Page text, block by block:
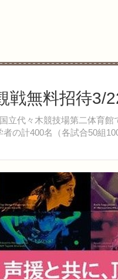
戦無料招待3/
立代々木競技場第二体育館
の計400名（各試合50組